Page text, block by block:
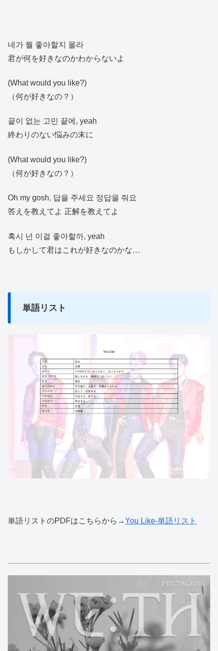
네가 뭘 좋아할지 몰라
君が何を好きなのかわからないよ
(What would you like?)
（何が好きなの？）
끝이 없는 고민 끝에, yeah
終わりのない悩みの末に
(What would you like?)
（何が好きなの？）
Oh my gosh, 답을 주세요 정답을 줘요
答えを教えてよ 正解を教えてよ
혹시 넌 이걸 좋아할까, yeah
もしかして君はこれが好きなのかな…
単語リスト
単語リストのPDFはこちらから→You Like-単語リスト